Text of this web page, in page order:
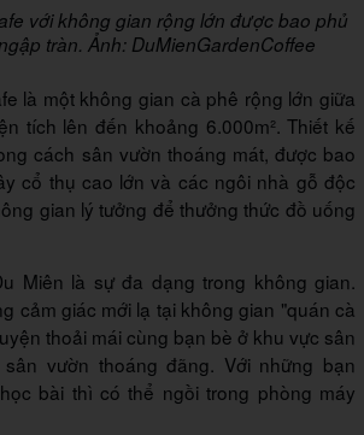
với không gian rộng lớn được bao phủ
tràn. Ảnh: DuMienGardenCoffee
là một không gian cà phê rộng lớn giữa
tích lên đến khoảng 6.000m². Thiết kế
cách sân vườn thoáng mát, được bao
cổ thụ cao lớn và các ngôi nhà gỗ độc
gian lý tưởng để thưởng thức đồ uống
Miên là sự đa dạng trong không gian.
cảm giác mới lạ tại không gian "quán cà
thoải mái cùng bạn bè ở khu vực sân
vườn thoáng đãng. Với những bạn
bài thì có thể ngồi trong phòng máy